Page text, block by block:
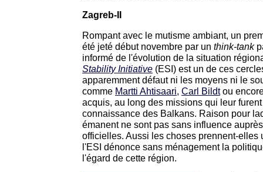
Zagreb-II
Rompant avec le mutisme ambiant, un
été jeté début novembre par un think-tank
informé de l'évolution de la situation
Stability Initiative (ESI) est un de ces
apparemment défaut ni les moyens ni le
comme Martti Ahtisaari, Carl Bildtou
acquis, au long des missions qui leur
connaissance des Balkans. Raison pour
émanent ne sont pas sans influence
officielles. Aussi les choses prennent-elles
l'ESI dénonce sans ménagement la
l'égard de cette région.